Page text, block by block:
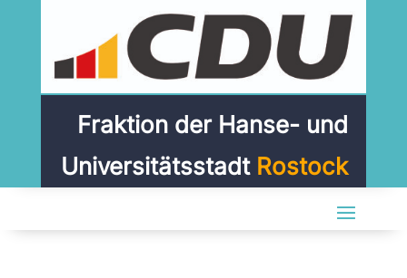
Fraktion der Hanse- und
Universitätsstadt Rostock